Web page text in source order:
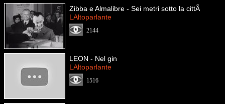
Zibba e Almalibre - Sei metri sotto la cittÃ
LAltoparlante
2144
LEON - Nel gin
LAltoparlante
1516